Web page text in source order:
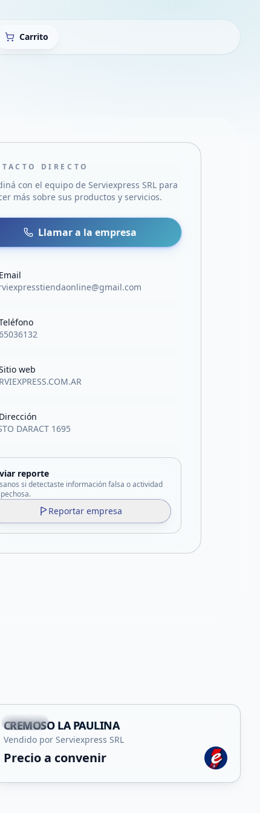
Carrito
DIRECTO
con el equipo deServiexpress SRL para
más sobre sus productos y servicios.
Llamar a la empresa
Email
web
Dirección
DARACT 1695
reporte
si detectaste información falsa o actividad
Reportar empresa
Capital
CREMOSO LA PAULINA
Vendido por Serviexpress SRL
Precio a convenir